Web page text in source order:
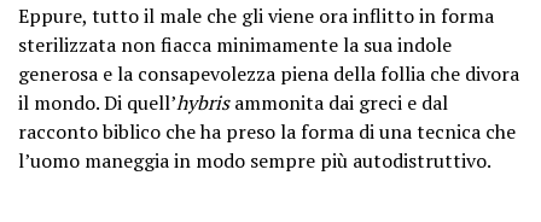
Eppure, tutto il male che gli viene ora inflitto in forma
sterilizzata non fiacca minimamente la sua indole
generosa e la consapevolezza piena della follia che divora
il mondo. Di quell’hybrisammonita dai greci e dal
racconto biblico che ha preso la forma di una tecnica che
l’uomo maneggia in modo sempre più autodistruttivo.